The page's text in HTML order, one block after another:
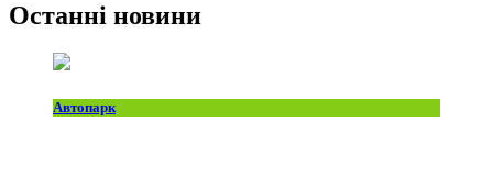
Останні новини
Автопарк